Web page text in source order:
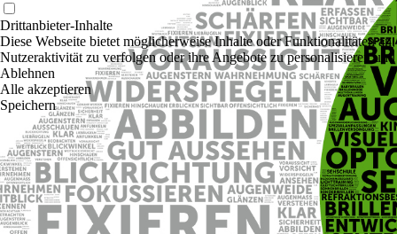
Drittanbieter-Inhalte
Diese Webseite bietet möglicherweise Inhalte oder Funktionalitäten
Nutzeraktivität zu verfolgen oder ihre Angebote zu personalisieren
Ablehnen
Alle akzeptieren
Speichern